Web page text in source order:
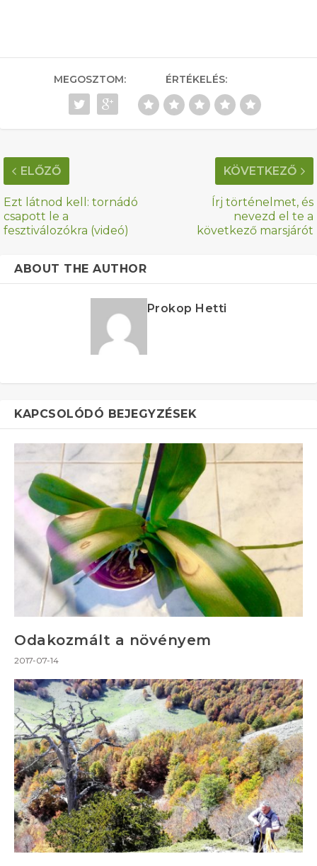
MEGOSZTOM: ÉRTÉKELÉS:
ELŐZŐ
Ezt látnod kell: tornádó
csapott le a
fesztiválozókra (videó)
KÖVETKEZŐ
Írj történelmet, és
nevezd el te a
következő marsjárót
ABOUT THE AUTHOR
Prokop Hetti
KAPCSOLÓDÓ BEJEGYZÉSEK
Odakozmált a növényem
2017-07-14